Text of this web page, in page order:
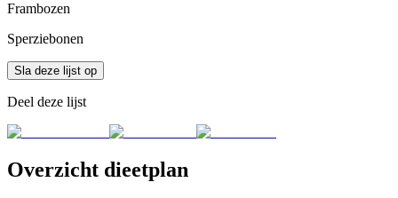
Frambozen
Sperziebonen
Sla deze lijst op
Deel deze lijst
Overzicht dieetplan